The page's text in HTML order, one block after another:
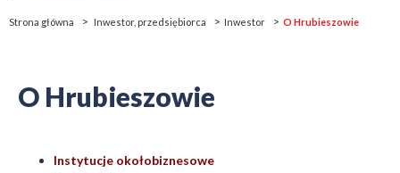
Strona główna Inwestor, przedsiębiorca Inwestor O Hrubieszowie
O Hrubieszowie
Instytucje okołobiznesowe